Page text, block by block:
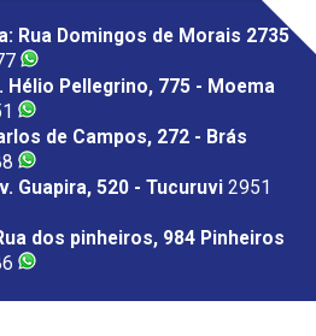
Rua Domingos de Morais 2735
Hélio Pellegrino, 775 - Moema
de Campos, 272 - Brás
Guapira, 520 - Tucuruvi 2951
dos pinheiros, 984 Pinheiros